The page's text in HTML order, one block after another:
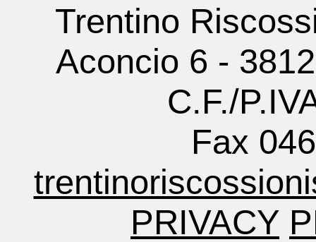
Trentino
Aconcio 6 -
C.F./
Fax
PRIVACY